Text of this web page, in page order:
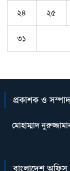
২৪ ২৫
৩১
প্রকাশক ও
মোহাম্মাদ
বাংলাদেশ